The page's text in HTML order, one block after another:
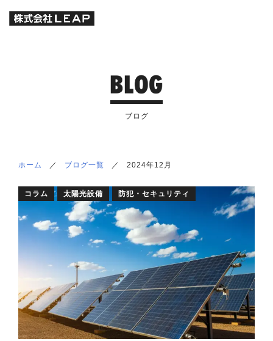
ブログ
ホーム ／ ブログ一覧 ／ 2024年12月
コラム 太陽光設備 防犯・セキュリティ